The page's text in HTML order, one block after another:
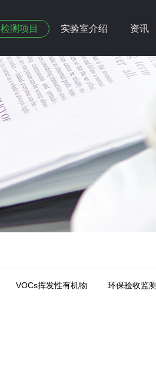
检测项目 实验室介绍 资讯
VOCs挥发性有机物 环保验收监测